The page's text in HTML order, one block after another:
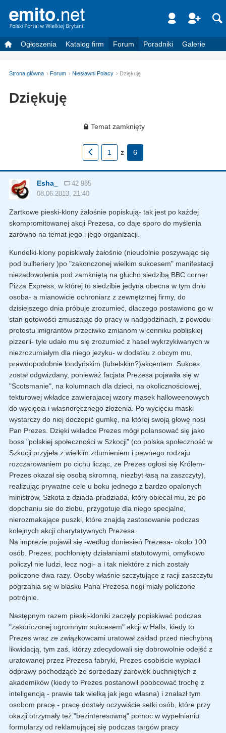
Ogłoszenia Katalog firm Forum Poradniki Galerie
Strona główna Forum Niesławni Polacy Dziękuję
Dziękuję
Temat zamknięty
1 z 6
Esha_
42 985
08.06.2013, 21:40
Zartkowe pieski-klony żałośnie popiskują- tak jest po każdej
skompromitowanej akcji Prezesa, co daje sporo do myślenia
zarówno na temat jego i jego organizacji.
Kundelki-klony popiskiwały żałośnie (nieudolnie poszywając się
pod bullteriery )po "zakonczonej wielkim sukcesem" manifestacji
niezadowolenia pod zamkniętą na głucho siedzibą BBC corner
Pizza Express, w której to siedzibie jedyna obecna w tym dniu
osoba- a mianowicie ochroniarz z zewnętzrnej firmy, do
dzisiejszego dnia próbuje zrozumieć, dlaczego postawiono go w
stan gotowości zmuszając do pracy w nadgodzinach, z powodu
protestu imigrantów przeciwko zmianom w cenniku pobliskiej
pizzerii- tyle udało mu się zrozumieć z hasel wykrzykiwanych w
niezrozumiałym dla niego jezyku- w dodatku z obcym mu,
prawdopodobnie londyńskim (lubelskim?)akcentem. Sukces
został odgwizdany, ponieważ facjata Prezesa pojawiła się w
"Scotsmanie", na kolumnach dla dzieci, na okolicznościowej,
tekturowej wkładce zawierajacej wzory masek halloweenowych
do wycięcia i własnoręcznego złożenia. Po wycięciu maski
wystarczy do niej doczepić gumkę, na której swoją głowę nosi
Pan Prezes. Dzięki wkładce Prezes mógł polansować się jako
boss "polskiej społeczności w Szkocji" (co polska społeczność w
Szkocji przyjeła z wielkim zdumieniem i pewnego rodzaju
rozczarowaniem po cichu licząc, ze Prezes ogłosi się Królem-
Prezes okazał się osobą skromną, niezbyt łasą na zaszczyty),
realizując prywatne cele u boku jednego z bardzo opalonych
ministrów, Szkota z dziada-pradziada, który obiecał mu, że po
dopchaniu sie do żłobu, przygotuje dla niego specjalne,
nierozmakające puszki, które znajdą zastosowanie podczas
kolejnych akcji charytatywnych Prezesa.
Na imprezie pojawił się -według doniesień Prezesa- około 100
osób. Prezes, pochłonięty działaniami statutowymi, omyłkowo
policzył nie ludzi, lecz nogi- a i tak niektóre z nich zostały
policzone dwa razy. Osoby właśnie szczytujące z racji zaszczytu
pogrzania się w blasku Pana Prezesa nogi miały policzone
potrójnie.
Następnym razem pieski-kloniki zaczęły popiskiwać podczas
"zakończonej ogromnym sukcesem" akcji w Halls, kiedy to
Prezes wraz ze związkowcami uratował zakład przed niechybną
likwidacją, tym zaś, którzy zdecydowali się dobrowolnie odejść z
uratowanej przez Prezesa fabryki, Prezes osobiście wypłacił
odprawy pochodzące ze sprzedazy żarówek buchniętych z
akademików (kiedy to Prezes postanowił poobcować trochę z
inteligencją - prawie tak wielką jak jego własna) i znalazł tym
osobom pracę - pracę dostały oczywiście setki osób, które przy
okazji otrzymały też "bezinteresowną" pomoc w wypełnianiu
formularzy od reklamującej się podczas targów pracy